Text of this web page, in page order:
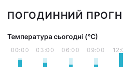
ПОГОДИННИЙ
Температура сьогодні (°С)
00:00 03:00 06:00 09:00